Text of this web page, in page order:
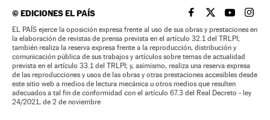
©EDICIONES EL PAÍS EL PAÍS BRASIL EN
EL PAÍSEL PAÍS
EL
EL PAÍS ejerce la oposición expresa frente al uso de sus obras y prestaciones en
la elaboración de revistas de prensa prevista en el artículo 32.1 del TRLPI;
también realiza la reserva expresa frente a la reproducción, distribución y
comunicación pública de sus trabajos y artículos sobre temas de actualidad
prevista en el artículo 33.1 del TRLPI; y, asimismo, realiza una reserva expresa
de las reproducciones y usos de las obras y otras prestaciones accesibles desde
este sitio web a medios de lectura mecánica u otros medios que resulten
adecuados a tal fin de conformidad con el artículo 67.3 del Real Decreto - ley
24/2021, de 2 de noviembre